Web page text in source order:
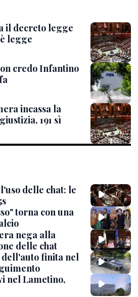
il decreto legge
legge
credo Infantino
incassa la
191 sì
delle chat: le
torna con una
nega alla
delle chat
finita nel
nel Lametino,